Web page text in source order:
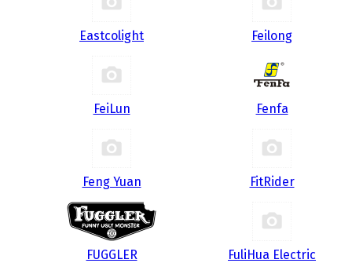
Eastcolight Feilong
FeiLun Fenfa
Feng Yuan FitRider
FUGGLER FuliHua Electric